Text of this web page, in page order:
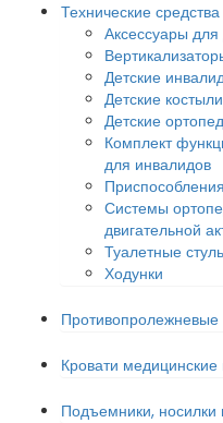
Технические
Аксессуары для
Детские
Детские костыли
Детские
Комплект
для инвалидов
Системы
двигательной
Туалетные
Ходунки
Кровати
Подъемники,